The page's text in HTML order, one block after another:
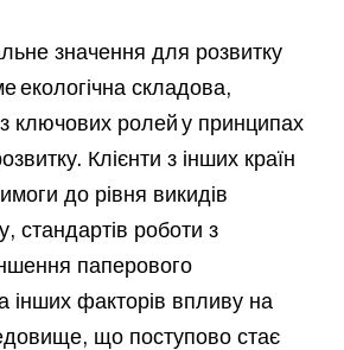
значення для розвитку
екологічна складова,
ключових ролей у принципах
Клієнти з інших країн
до рівня викидів
стандартів роботи з
паперового
інших факторів впливу на
що поступово стає